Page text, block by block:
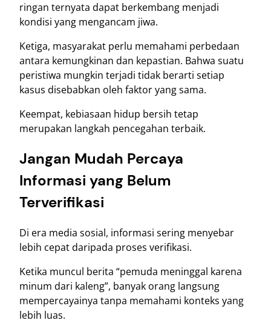
ringan ternyata dapat berkembang menjadi
kondisi yang mengancam jiwa.
Ketiga, masyarakat perlu memahami perbedaan
antara kemungkinan dan kepastian. Bahwa suatu
peristiwa mungkin terjadi tidak berarti setiap
kasus disebabkan oleh faktor yang sama.
Keempat, kebiasaan hidup bersih tetap
merupakan langkah pencegahan terbaik.
Jangan Mudah Percaya
Informasi yang Belum
Terverifikasi
Di era media sosial, informasi sering menyebar
lebih cepat daripada proses verifikasi.
Ketika muncul berita “pemuda meninggal karena
minum dari kaleng”, banyak orang langsung
mempercayainya tanpa memahami konteks yang
lebih luas.